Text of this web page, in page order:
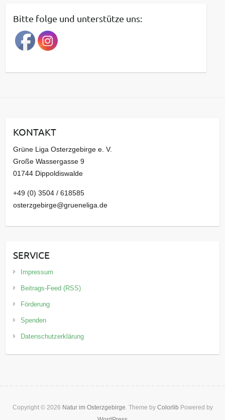
r
a
g
a
v
Bitte folge und unterstütze uns:
KONTAKT
Grüne Liga Osterzgebirge e. V.
Große Wassergasse 9
01744 Dippoldiswalde
+49 (0) 3504 / 618585
osterzgebirge@grueneliga.de
SERVICE
Impressum
Beitrags-Feed (RSS)
Förderung
Spenden
Datenschutzerklärung
Copyright © 2026 Natur im Osterzgebirge. Theme by Colorlib Powered by